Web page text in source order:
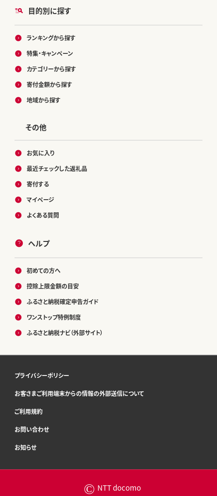
目的別に探す
ランキングから探す
特集・キャンペーン
カテゴリーから探す
寄付金額から探す
地域から探す
その他
お気に入り
最近チェックした返礼品
寄付する
マイページ
よくある質問
ヘルプ
初めての方へ
控除上限金額の目安
ふるさと納税確定申告ガイド
ワンストップ特例制度
ふるさと納税ナビ（外部サイト）
プライバシーポリシー
お客さまご利用端末からの情報の外部送信について
ご利用規約
お問い合わせ
お知らせ
© NTT docomo